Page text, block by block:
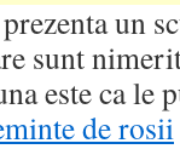
un
sunt
este ca le
de rosii